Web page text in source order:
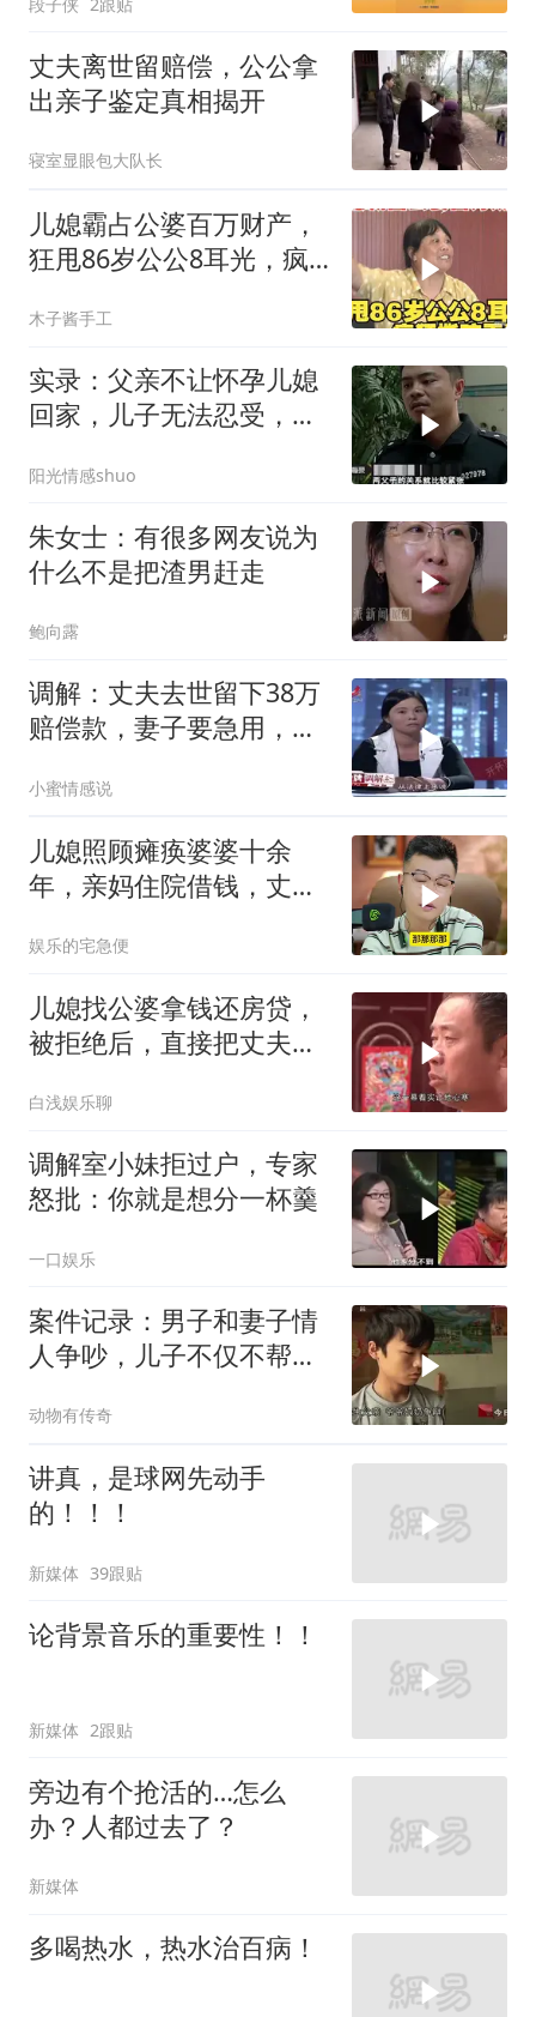
丈夫离世留赔偿，公公拿
出亲子鉴定真相揭开
寝室显眼包大队长
儿媳霸占公婆百万财产，
狂甩86岁公公8耳光，疯
木子酱手工
实录：父亲不让怀孕儿媳
回家，儿子无法忍受，父
阳光情感shuo
朱女士：有很多网友说为
什么不是把渣男赶走
鲍向露
调解：丈夫去世留下38万
赔偿款，妻子要急用，钱
小蜜情感说
儿媳照顾瘫痪婆婆十余
年，亲妈住院借钱，丈夫
娱乐的宅急便
儿媳找公婆拿钱还房贷，
被拒绝后，直接把丈夫打
白浅娱乐聊
调解室小妹拒过户，专家
怒批：你就是想分一杯羹
一口娱乐
案件记录：男子和妻子情
人争吵，儿子不仅不帮
动物有传奇
讲真，是球网先动手
的！！！
新媒体 39跟贴
论背景音乐的重要性！！
新媒体 2跟贴
旁边有个抢活的…怎么
办？人都过去了？
新媒体
多喝热水，热水治百病！